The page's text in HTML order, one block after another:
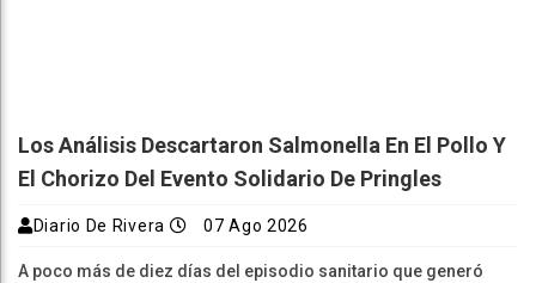
Los Análisis Descartaron Salmonella En El Pollo Y
El Chorizo Del Evento Solidario De Pringles
Diario De Rivera 07 Ago 2026
A poco más de diez días del episodio sanitario que generó